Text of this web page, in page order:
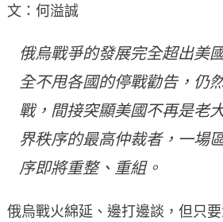
文：何溢誠
俄烏戰爭的發展完全超出美
全不甩各國的停戰勸告，仍
戰，間接突顯美國不再是老
界秩序的最高仲裁者，一場
序即將重整、重組。
俄烏戰火綿延、邊打邊談，但只